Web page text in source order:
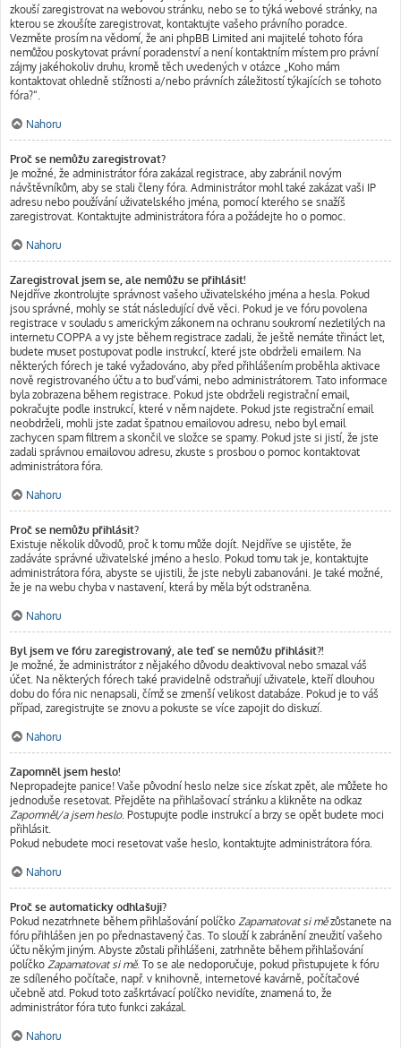
zkouší zaregistrovat na webovou stránku, nebo se to týká webové stránky, na
kterou se zkoušíte zaregistrovat, kontaktujte vašeho právního poradce.
Vezměte prosím na vědomí, že ani phpBB Limited ani majitelé tohoto fóra
nemůžou poskytovat právní poradenství a není kontaktním místem pro právní
zájmy jakéhokoliv druhu, kromě těch uvedených v otázce „Koho mám
kontaktovat ohledně stížnosti a/nebo právních záležitostí týkajících se tohoto
fóra?“.
Nahoru
Proč se nemůžu zaregistrovat?
Je možné, že administrátor fóra zakázal registrace, aby zabránil novým
návštěvníkům, aby se stali členy fóra. Administrátor mohl také zakázat vaši IP
adresu nebo používání uživatelského jména, pomocí kterého se snažíš
zaregistrovat. Kontaktujte administrátora fóra a požádejte ho o pomoc.
Nahoru
Zaregistroval jsem se, ale nemůžu se přihlásit!
Nejdříve zkontrolujte správnost vašeho uživatelského jména a hesla. Pokud
jsou správné, mohly se stát následující dvě věci. Pokud je ve fóru povolena
registrace v souladu s americkým zákonem na ochranu soukromí nezletilých na
internetu COPPA a vy jste během registrace zadali, že ještě nemáte třináct let,
budete muset postupovat podle instrukcí, které jste obdrželi emailem. Na
některých fórech je také vyžadováno, aby před přihlášením proběhla aktivace
nově registrovaného účtu a to buď vámi, nebo administrátorem. Tato informace
byla zobrazena během registrace. Pokud jste obdrželi registrační email,
pokračujte podle instrukcí, které v něm najdete. Pokud jste registrační email
neobdrželi, mohli jste zadat špatnou emailovou adresu, nebo byl email
zachycen spam filtrem a skončil ve složce se spamy. Pokud jste si jistí, že jste
zadali správnou emailovou adresu, zkuste s prosbou o pomoc kontaktovat
administrátora fóra.
Nahoru
Proč se nemůžu přihlásit?
Existuje několik důvodů, proč k tomu může dojít. Nejdříve se ujistěte, že
zadáváte správné uživatelské jméno a heslo. Pokud tomu tak je, kontaktujte
administrátora fóra, abyste se ujistili, že jste nebyli zabanováni. Je také možné,
že je na webu chyba v nastavení, která by měla být odstraněna.
Nahoru
Byl jsem ve fóru zaregistrovaný, ale teď se nemůžu přihlásit?!
Je možné, že administrátor z nějakého důvodu deaktivoval nebo smazal váš
účet. Na některých fórech také pravidelně odstraňují uživatele, kteří dlouhou
dobu do fóra nic nenapsali, čímž se zmenší velikost databáze. Pokud je to váš
případ, zaregistrujte se znovu a pokuste se více zapojit do diskuzí.
Nahoru
Zapomněl jsem heslo!
Nepropadejte panice! Vaše původní heslo nelze sice získat zpět, ale můžete ho
jednoduše resetovat. Přejděte na přihlašovací stránku a klikněte na odkaz
Zapomněl/a jsem heslo. Postupujte podle instrukcí a brzy se opět budete moci
přihlásit.
Pokud nebudete moci resetovat vaše heslo, kontaktujte administrátora fóra.
Nahoru
Proč se automaticky odhlašuji?
Pokud nezatrhnete během přihlašování políčko Zapamatovat si mězůstanete na
fóru přihlášen jen po přednastavený čas. To slouží k zabránění zneužití vašeho
účtu někým jiným. Abyste zůstali přihlášeni, zatrhněte během přihlašování
políčko Zapamatovat si mě. To se ale nedoporučuje, pokud přistupujete k fóru
ze sdíleného počítače, např. v knihovně, internetové kavárně, počítačové
učebně atd. Pokud toto zaškrtávací políčko nevidíte, znamená to, že
administrátor fóra tuto funkci zakázal.
Nahoru